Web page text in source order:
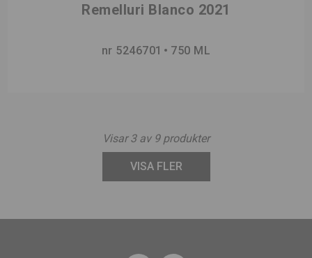
Remelluri Blanco 2021
nr 5246701 750 ML
Visar3av 9produkter
VISA FLER